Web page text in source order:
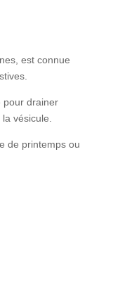
est connue
drainer
vésicule.
de printemps ou